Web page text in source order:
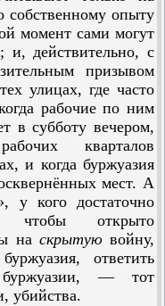
собственному опыту
момент сами могут
и, действительно, с
призывом
улицах, где часто
рабочие по ним
в субботу вечером,
кварталов
и когда буржуазия
мест. А
у кого достаточно
чтобы открыто
на скрытуювойну,
ответить
— тот
убийства.